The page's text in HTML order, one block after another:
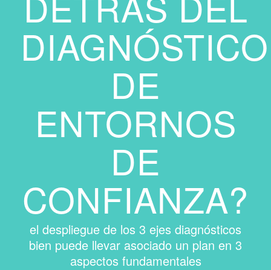
DIAGNÓSTICO
DE
ENTORNOS
DE
CONFIANZA?
el despliegue de los 3 ejes diagnósticos
bien puede llevar asociado un plan en 3
aspectos fundamentales